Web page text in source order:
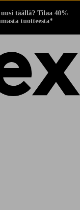
täällä? Tilaa 40%
tuotteesta*